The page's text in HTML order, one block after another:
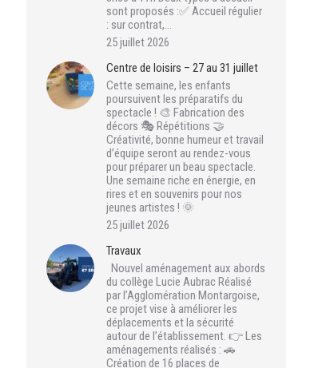
sont proposés :✅ Accueil régulier
: sur contrat,…
25 juillet 2026
Centre de loisirs – 27 au 31 juillet
Cette semaine, les enfants
poursuivent les préparatifs du
spectacle ! 🎨 Fabrication des
décors 🎭 Répétitions 🤝
Créativité, bonne humeur et travail
d’équipe seront au rendez-vous
pour préparer un beau spectacle.
Une semaine riche en énergie, en
rires et en souvenirs pour nos
jeunes artistes ! 🌞
25 juillet 2026
Travaux
Nouvel aménagement aux abords
du collège Lucie Aubrac Réalisé
par l’Agglomération Montargoise,
ce projet vise à améliorer les
déplacements et la sécurité
autour de l’établissement. 👉 Les
aménagements réalisés : 🚗
Création de 16 places de